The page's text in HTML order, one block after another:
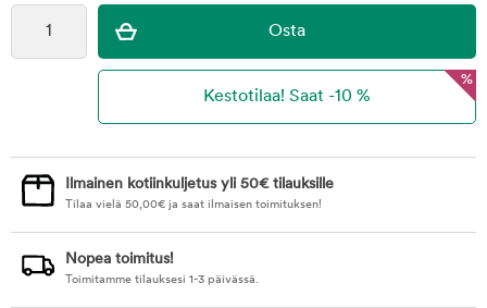
%
Ilmainen kotiinkuljetus yli 50€ tilauksille
Tilaa vielä 50,00€ ja saat ilmaisen toimituksen!
Nopea toimitus!
Toimitamme tilauksesi 1-3 päivässä.